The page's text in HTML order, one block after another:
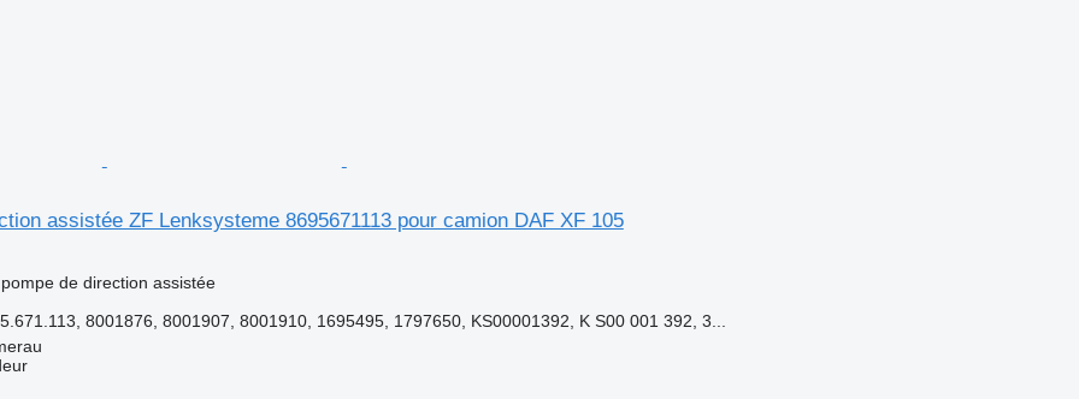
assistée ZF Lenksysteme 8695671113 pour camion DAF XF 105
de direction assistée
8001876, 8001907, 8001910, 1695495, 1797650, KS00001392, K S00 001 392, 3...